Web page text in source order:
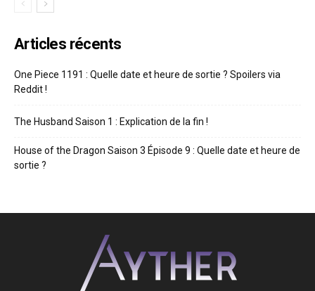
Articles récents
One Piece 1191 : Quelle date et heure de sortie ? Spoilers via
Reddit !
The Husband Saison 1 : Explication de la fin !
House of the Dragon Saison 3 Épisode 9 : Quelle date et heure de
sortie ?